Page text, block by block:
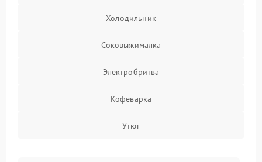
Холодильник
Соковыжималка
Электробритва
Кофеварка
Утюг